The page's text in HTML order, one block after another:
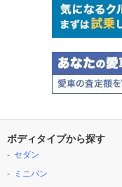
ボディタイプから探す
セダン
ミニバン